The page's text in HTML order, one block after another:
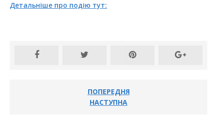
Детальніше про подію тут:
ПОПЕРЕДНЯ
НАСТУПНА